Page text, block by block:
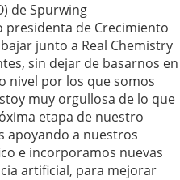
de Spurwing
presidenta de Crecimiento
junto a Real Chemistry
sin dejar de basarnos en
nivel por los que somos
muy orgullosa de lo que
etapa de nuestro
apoyando a nuestros
e incorporamos nuevas
artificial, para mejorar